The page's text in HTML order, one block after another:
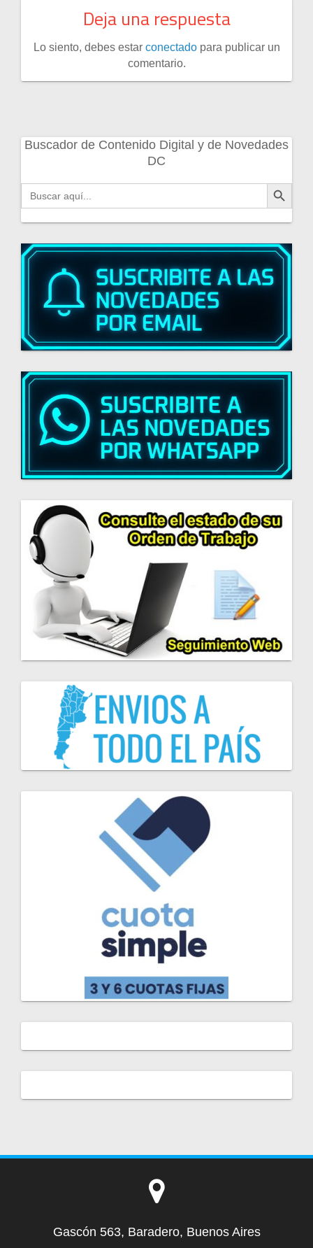
Deja una respuesta
Lo siento, debes estar conectadopara publicar un
comentario.
Buscador de Contenido Digital y de Novedades
DC
Buscar: Botón de búsqueda
Gascón 563, Baradero, Buenos Aires